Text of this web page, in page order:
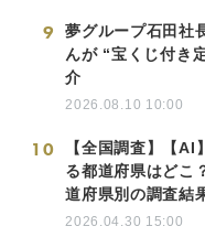
9
夢グループ石田社
んが “宝くじ付き
介
2026.08.10 10:00
10
【全国調査】【
る都道府県はどこ
道府県別の調査結
2026.04.30 15:00